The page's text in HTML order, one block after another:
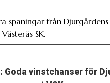
spaningar från Djurgårdens
SK.
Goda vinstchanser för